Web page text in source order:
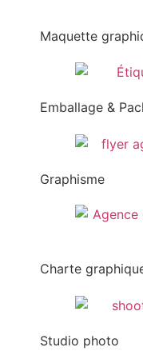
Maquette
Emballage &
Graphisme
Charte
Studio photo